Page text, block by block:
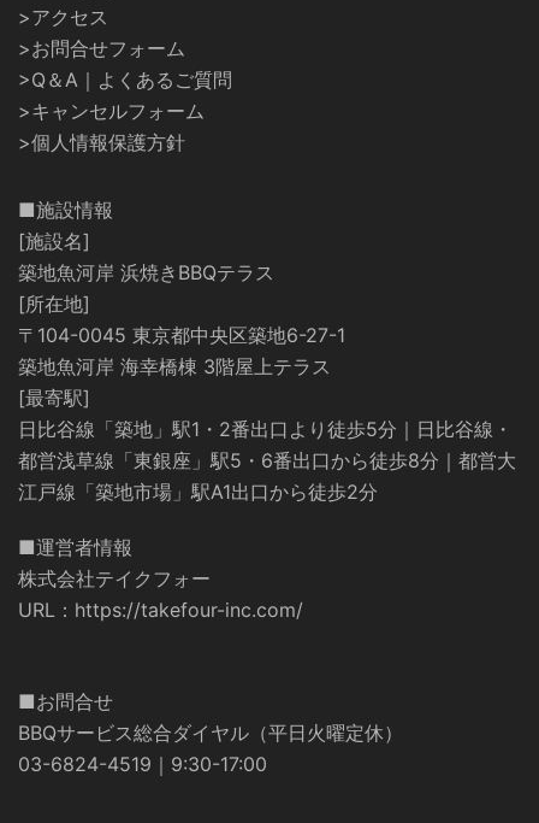
>アクセス
>お問合せフォーム
>Q＆A｜よくあるご質問
>キャンセルフォーム
>個人情報保護方針
■施設情報
[施設名]
築地魚河岸 浜焼きBBQテラス
[所在地]
〒104-0045 東京都中央区築地6-27-1
築地魚河岸 海幸橋棟 3階屋上テラス
[最寄駅]
日比谷線「築地」駅1・2番出口より徒歩5分｜日比谷線・
都営浅草線「東銀座」駅5・6番出口から徒歩8分｜都営大
江戸線「築地市場」駅A1出口から徒歩2分
■運営者情報
株式会社テイクフォー
URL： https://takefour-inc.com/
■お問合せ
BBQサービス総合ダイヤル（平日火曜定休）
03-6824-4519｜9:30-17:00